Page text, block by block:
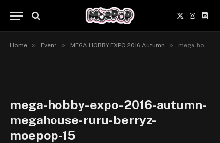
X
(Twitter)
Home » Event » MEGA HOBBY EXPO 2016 Autumn » mega-hobby-expo-2016-autumn-megahouse-ruru-berryz-moepop-15
mega-hobby-expo-2016-autumn-
megahouse-ruru-berryz-
moepop-15